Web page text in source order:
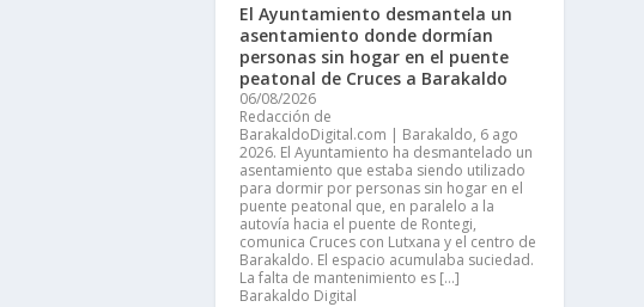
El Ayuntamiento desmantela un
asentamiento donde dormían
personas sin hogar en el puente
peatonal de Cruces a Barakaldo
06/08/2026
Redacción de
BarakaldoDigital.com | Barakaldo, 6 ago
2026. El Ayuntamiento ha desmantelado un
asentamiento que estaba siendo utilizado
para dormir por personas sin hogar en el
puente peatonal que, en paralelo a la
autovía hacia el puente de Rontegi,
comunica Cruces con Lutxana y el centro de
Barakaldo. El espacio acumulaba suciedad.
La falta de mantenimiento es […]
Barakaldo Digital